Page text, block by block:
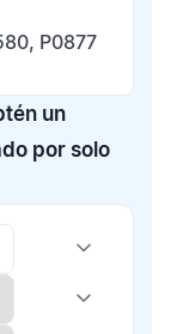
P0877
un
por solo